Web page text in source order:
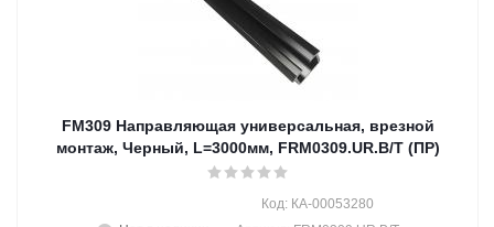
FM309 Направляющая универсальная, врезной
монтаж, Черный, L=3000мм, FRM0309.UR.B/T (ПР)
Код: КА-00053280